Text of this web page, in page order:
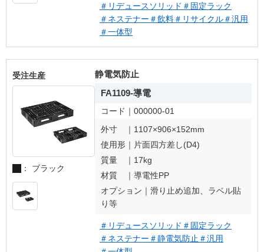
＃リデュースソリッド ＃固定ラック
＃ネステナー ＃飲料＃リサイクル＃汎用
＃一体型
受注生産
： ブラック
静電気防止
FA1109-導電
コード｜ 000000-01
外寸 ｜ 1107×906×152mm
使用形｜ 片面四方差し(D4)
質量 ｜ 17kg
材質 ｜ 導電性PP
オプション｜ 滑り止め追加、ラベル貼
り等
＃リデュースソリッド ＃固定ラック
＃ネステナー ＃静電気防止 ＃汎用